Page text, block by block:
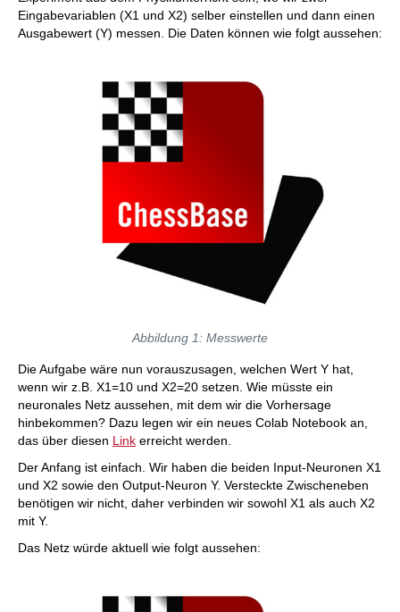
Eingabevariablen (X1 und X2) selber einstellen und dann einen
Ausgabewert (Y) messen. Die Daten können wie folgt aussehen:
Abbildung 1: Messwerte
Die Aufgabe wäre nun vorauszusagen, welchen Wert Y hat,
wenn wir z.B. X1=10 und X2=20 setzen. Wie müsste ein
neuronales Netz aussehen, mit dem wir die Vorhersage
hinbekommen? Dazu legen wir ein neues Colab Notebook an,
das über diesen Link erreicht werden.
Der Anfang ist einfach. Wir haben die beiden Input-Neuronen X1
und X2 sowie den Output-Neuron Y. Versteckte Zwischeneben
benötigen wir nicht, daher verbinden wir sowohl X1 als auch X2
mit Y.
Das Netz würde aktuell wie folgt aussehen: